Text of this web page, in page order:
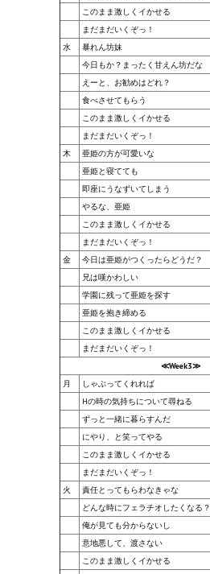
このまま激しくイかせる
まだまだいくぞっ！
水
暴れん坊妹
今日もか？まったく甘えん坊だな
えーと、お勧めはどれ？
食べさせてもらう
このまま激しくイかせる
まだまだいくぞっ！
木
亜姫の方が可愛いな
亜姫と寝てても
即座にうなずいてしまう
やるな、亜姫
このまま激しくイかせる
まだまだいくぞっ！
金
今日は亜姫がつくったらどうだ？
兄は嘆かわしい
学園に残って亜姫を探す
亜姫を抱き締める
このまま激しくイかせる
まだまだいくぞっ！
≪Week3≫
月
しゃぶってくれれば
Hの時の気持ちについて尋ねる
ずっと一緒に暮らすんだ
にやり、と笑ってやる
このまま激しくイかせる
まだまだいくぞっ！
火
責任とってもらわなきゃな
どんな時にフェラチオしたくなる？
俺が見ても分からないし
意地悪して、渡さない
このまま激しくイかせる